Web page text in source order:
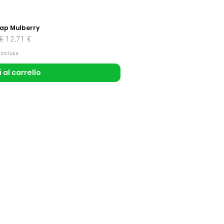
Mulberry
Prezzo scontato
12,71 €
inclusa
al carrello